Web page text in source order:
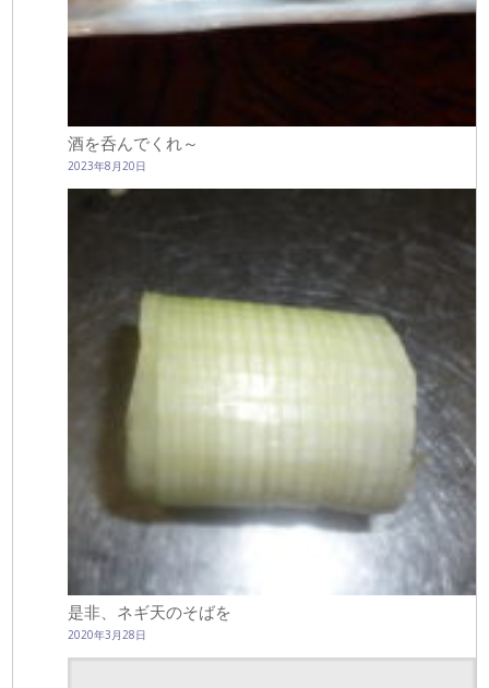
酒を呑んでくれ～
2023年8月20日
是非、ネギ天のそばを
2020年3月28日